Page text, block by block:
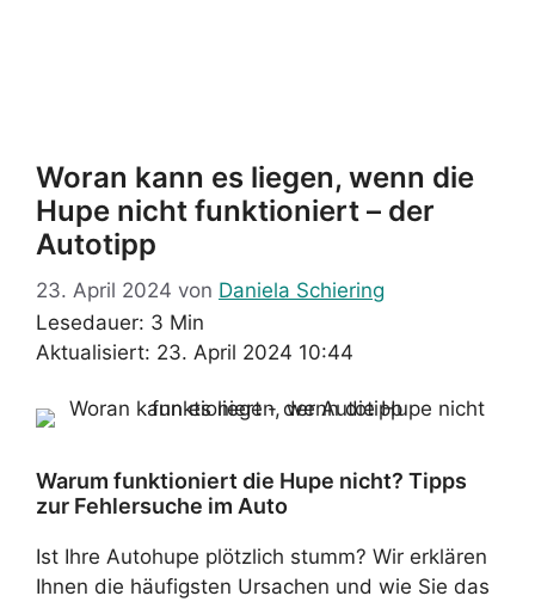
Woran kann es liegen, wenn die
Hupe nicht funktioniert – der
Autotipp
23. April 2024 von Daniela Schiering
Lesedauer: 3 Min
Aktualisiert: 23. April 2024 10:44
Warum funktioniert die Hupe nicht? Tipps
zur Fehlersuche im Auto
Ist Ihre Autohupe plötzlich stumm? Wir erklären
Ihnen die häufigsten Ursachen und wie Sie das